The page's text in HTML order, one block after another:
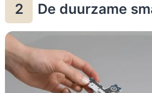
2 De duurzame